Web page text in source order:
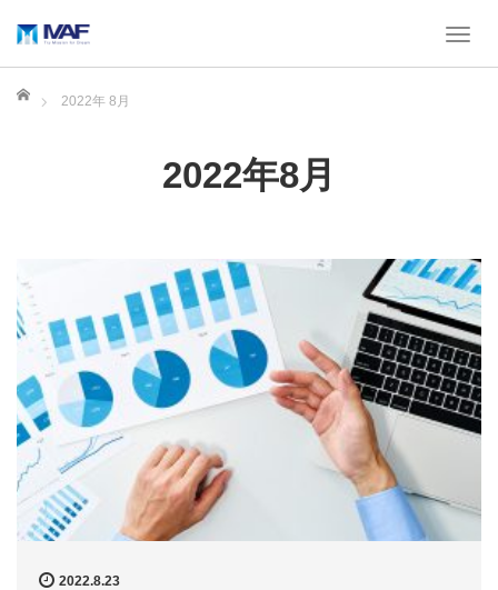
T
g
a
t
i
o
n
ホーム
2022年 8月
2022年8月
2022.8.23